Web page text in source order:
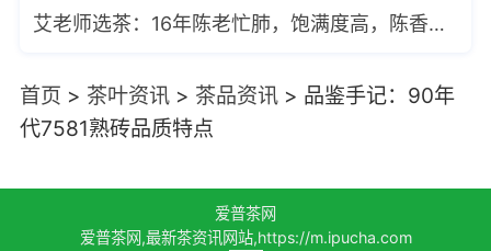
艾老师选茶：16年陈老忙肺，饱满度高，陈香陈韵足（2006年）
首页 > 茶叶资讯> 茶品资讯 > 品鉴手记：90年
代7581熟砖品质特点
爱普茶网
爱普茶网,最新茶资讯网站,https://m.ipucha.com